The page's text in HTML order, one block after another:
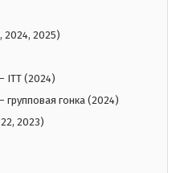
2024, 2025)
ITT (2024)
гонка (2024)
2023)